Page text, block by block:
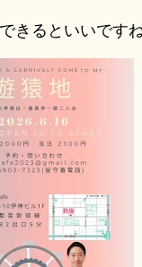
きるといいです